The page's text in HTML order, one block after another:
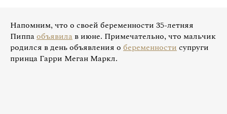
Напомним, что о своей беременности 35-летняя
Пиппаобъявила в июне. Примечательно, что мальчик
родился в день объявления о беременностисупруги
принца Гарри Меган Маркл.